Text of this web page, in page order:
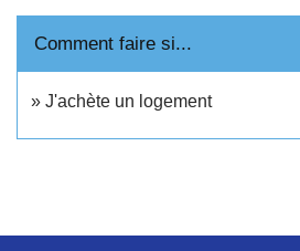
Comment faire si...
J'achète un logement